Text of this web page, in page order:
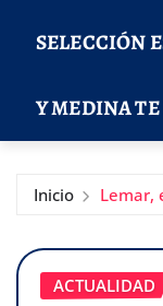
SELECCIÓN
Y MEDINA
Inicio Lemar,
ACTUALIDAD